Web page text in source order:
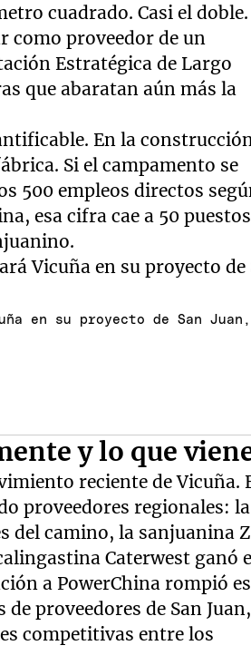
cuadrado. Casi el doble.
como proveedor de un
Estratégica de Largo
que abaratan aún más la
En la construcción
Si el campamento se
500 empleos directos
esa cifra cae a 50
en su proyecto de San
y lo que
reciente de Vicuña.
proveedores regionales: la
del camino, la sanjuanina
Caterwest ganó
a PowerChina rompió
proveedores de San Juan,
competitivas entre los